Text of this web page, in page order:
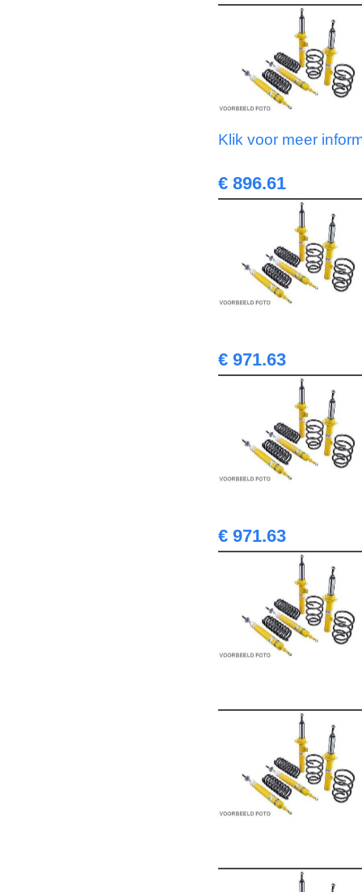
Klik voor meer
€ 896.61
€ 971.63
€ 971.63